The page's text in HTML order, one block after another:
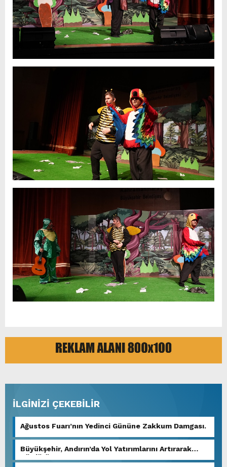
İLGİNİZİ ÇEKEBİLİR
Ağustos Fuarı’nın Yedinci Gününe Zakkum Damgası.
Büyükşehir, Andırın’da Yol Yatırımlarını Artırarak
Sürdürüyor.